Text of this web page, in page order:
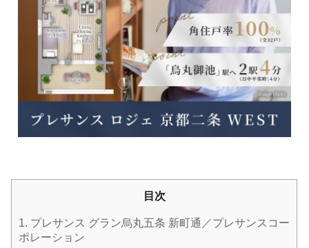
目次
1. プレサンス グラン烏丸五条 新町通／プレサンスコー
ポレーション